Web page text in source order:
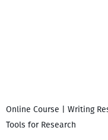
Online Course | Writing
Tools for Research